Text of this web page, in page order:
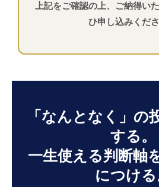
上記をご確認の上、ご納得い
ひ申し込みくださ
「なんとなく」の
する。
一生使える判断軸
につける